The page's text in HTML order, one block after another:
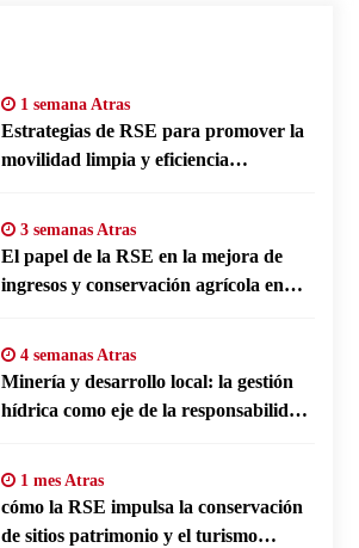
1 semana Atras
Estrategias de RSE para promover la
movilidad limpia y eficiencia
3 semanas Atras
El papel de la RSE en la mejora de
ingresos y conservación agrícola en
4 semanas Atras
Minería y desarrollo local: la gestión
hídrica como eje de la responsabilidad
1 mes Atras
cómo la RSE impulsa la conservación
de sitios patrimonio y el turismo